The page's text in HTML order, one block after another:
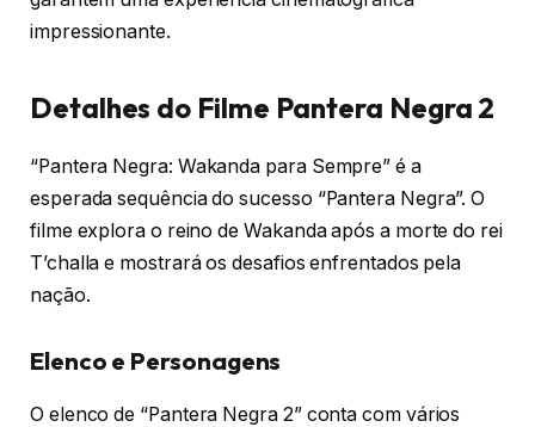
impressionante.
Detalhes do Filme Pantera Negra 2
“Pantera Negra: Wakanda para Sempre” é a
esperada sequência do sucesso “Pantera Negra”. O
filme explora o reino de Wakanda após a morte do rei
T’challa e mostrará os desafios enfrentados pela
nação.
Elenco e Personagens
O elenco de “Pantera Negra 2” conta com vários